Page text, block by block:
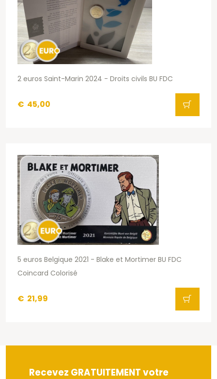
2 euros Saint-Marin 2024 - Droits civils BU FDC
€ 45,00
5 euros Belgique 2021 - Blake et Mortimer BU FDC
Coincard Colorisé
€ 21,99
Recevez GRATUITEMENT votre